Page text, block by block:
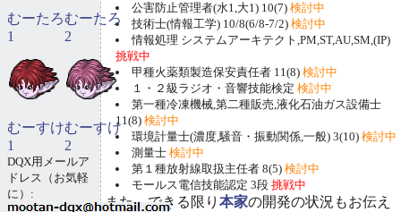
公害防止管理者(水1,大1) 10(7) 検討中
技術士(情報工学) 10/8(6/8-7/2) 検討中
情報処理 システムアーキテクト,PM,ST,AU,SM,(IP)
挑戦中
甲種火薬類製造保安責任者 11(8) 検討中
１・２級ラジオ・音響技能検定 検討中
第一種冷凍機械,第二種販売,液化石油ガス設備士
11(8) 検討中
環境計量士(濃度,騒音・振動関係,一般) 3(10) 検討中
測量士 検討中
第１種放射線取扱主任者 8(5) 検討中
モールス電信技能認定 3段 挑戦中
また、できる限り 本家の開発の状況もお伝え
むーたろ
1
むーたろ
2
むーすけ
1
むーすけ
2
DQX用メールア
ドレス（お気軽
に）: